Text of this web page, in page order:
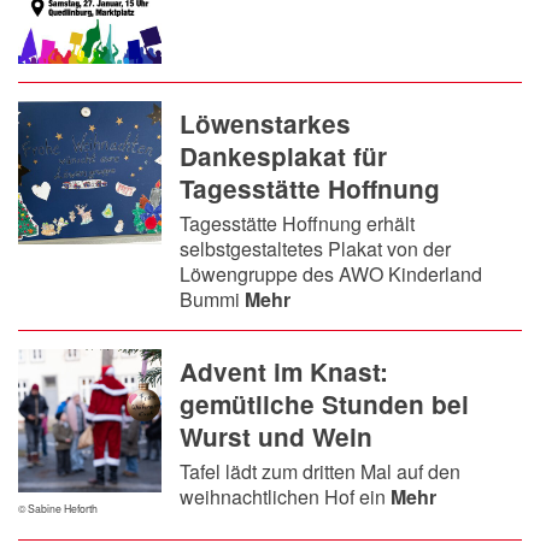
Löwenstarkes
Dankesplakat für
Tagesstätte Hoffnung
Tagesstätte Hoffnung erhält
selbstgestaltetes Plakat von der
Löwengruppe des AWO Kinderland
Bummi Mehr
© Sabine Heforth
Advent im Knast:
gemütliche Stunden bei
Wurst und Wein
Tafel lädt zum dritten Mal auf den
weihnachtlichen Hof ein Mehr